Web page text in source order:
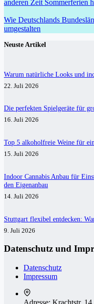
anderen Zeit Sommerferien
Wie Deutschlands
umgestalten
Neuste Artikel
Warum natürliche Looks und
22. Juli 2026
Die perfekten Spielgeräte für
16. Juli 2026
Top 5 alkoholfreie Weine für
15. Juli 2026
Indoor Cannabis Anbau für
den Eigenanbau
14. Juli 2026
Stuttgart flexibel entdecken:
9. Juli 2026
Datenschutz und
Datenschutz
Impressum
Adresse: Krachtstr.